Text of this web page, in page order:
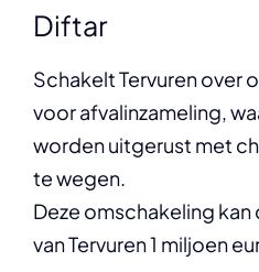
Diftar
Schakelt Tervuren over
voor afvalinzameling,
worden uitgerust met
te wegen.
Deze omschakeling
van Tervuren 1 miljoen